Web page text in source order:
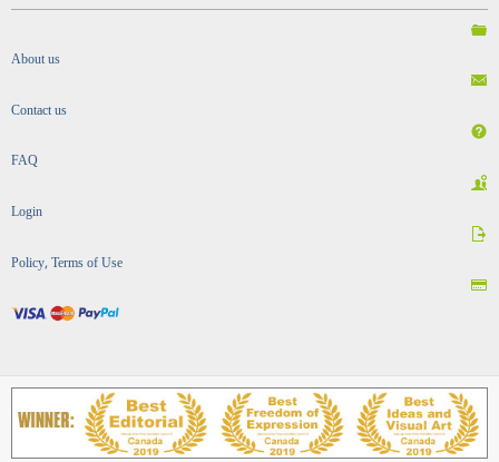
About us
Contact us
FAQ
Login
Policy, Terms of Use